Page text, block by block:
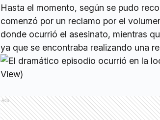
Hasta el momento, según se pudo
comenzó por un reclamo por el
donde ocurrió el asesinato, mientras
ya que se encontraba realizando una
Ads